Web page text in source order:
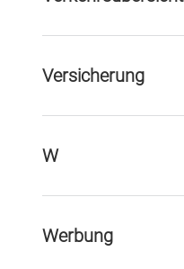
Versicherung
W
Werbung